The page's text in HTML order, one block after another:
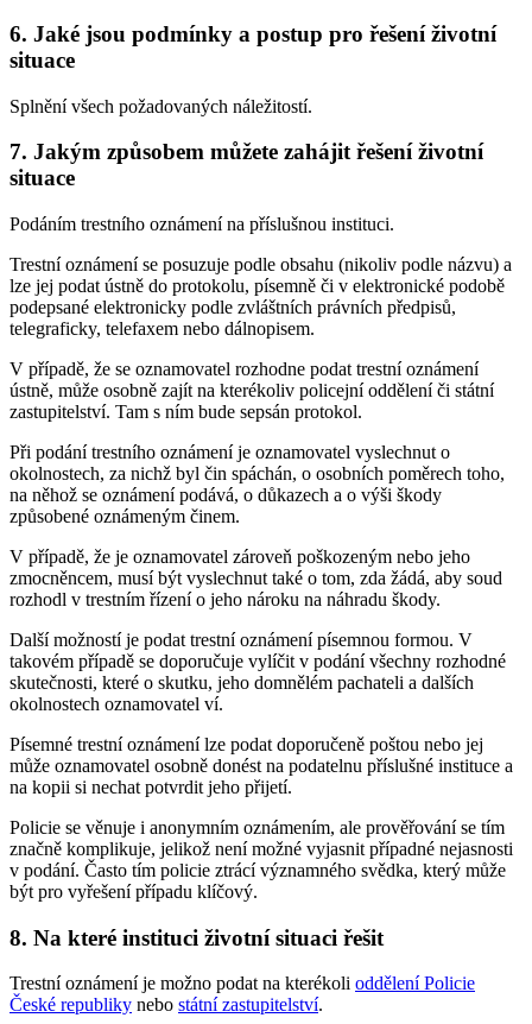
6. Jaké jsou podmínky a postup pro řešení životní
situace
Splnění všech požadovaných náležitostí.
7. Jakým způsobem můžete zahájit řešení životní
situace
Podáním trestního oznámení na příslušnou instituci.
Trestní oznámení se posuzuje podle obsahu (nikoliv podle názvu) a
lze jej podat ústně do protokolu, písemně či v elektronické podobě
podepsané elektronicky podle zvláštních právních předpisů,
telegraficky, telefaxem nebo dálnopisem.
V případě, že se oznamovatel rozhodne podat trestní oznámení
ústně, může osobně zajít na kterékoliv policejní oddělení či státní
zastupitelství. Tam s ním bude sepsán protokol.
Při podání trestního oznámení je oznamovatel vyslechnut o
okolnostech, za nichž byl čin spáchán, o osobních poměrech toho,
na něhož se oznámení podává, o důkazech a o výši škody
způsobené oznámeným činem.
V případě, že je oznamovatel zároveň poškozeným nebo jeho
zmocněncem, musí být vyslechnut také o tom, zda žádá, aby soud
rozhodl v trestním řízení o jeho nároku na náhradu škody.
Další možností je podat trestní oznámení písemnou formou. V
takovém případě se doporučuje vylíčit v podání všechny rozhodné
skutečnosti, které o skutku, jeho domnělém pachateli a dalších
okolnostech oznamovatel ví.
Písemné trestní oznámení lze podat doporučeně poštou nebo jej
může oznamovatel osobně donést na podatelnu příslušné instituce a
na kopii si nechat potvrdit jeho přijetí.
Policie se věnuje i anonymním oznámením, ale prověřování se tím
značně komplikuje, jelikož není možné vyjasnit případné nejasnosti
v podání. Často tím policie ztrácí významného svědka, který může
být pro vyřešení případu klíčový.
8. Na které instituci životní situaci řešit
Trestní oznámení je možno podat na kterékoli oddělení Policie
České republiky nebo státní zastupitelství.